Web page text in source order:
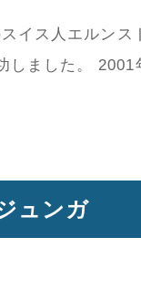
イス人エルン
しました。
ュンガ